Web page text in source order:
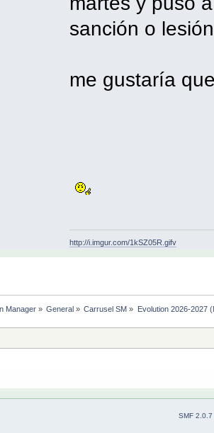
sanción o
me gustaría
http://i.imgur.com/1kSZ05R.gifv
Manager» General » Carrusel SM » Evolution 2026-2027
SMF 2.0.7